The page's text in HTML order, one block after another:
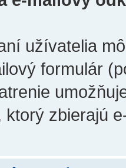
užívatelia
formulár
ktorý zbierajú